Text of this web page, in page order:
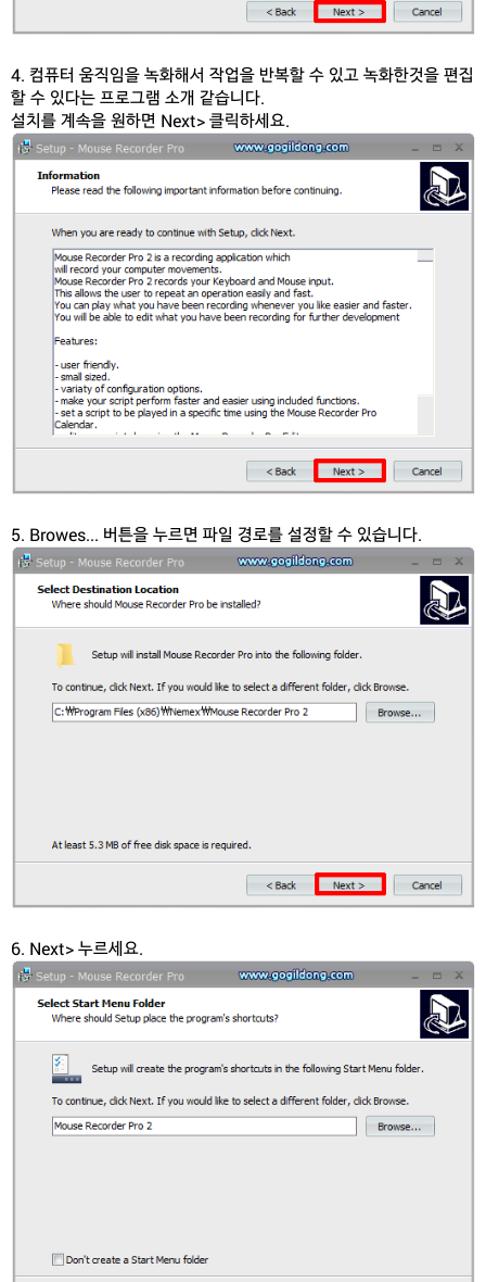
4. 컴퓨터 움직임을 녹화해서 작업을 반복할 수 있고 녹화한것을 편집
할 수 있다는 프로그램 소개 같습니다.
설치를 계속을 원하면 Next> 클릭하세요.
5. Browes... 버튼을 누르면 파일 경로를 설정할 수 있습니다.
6. Next> 누르세요.